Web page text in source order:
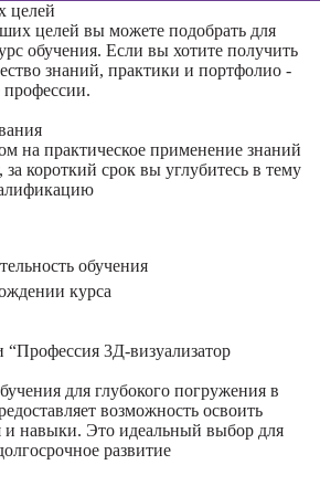
целей
целей вы можете подобрать для
обучения. Если вы хотите получить
знаний, практики и портфолио -
на практическое применение знаний
за короткий срок вы углубитесь в тему
обучения
курса
3Д-визуализатор
для глубокого погружения в
возможность освоить
и навыки. Это идеальный выбор для
развитие